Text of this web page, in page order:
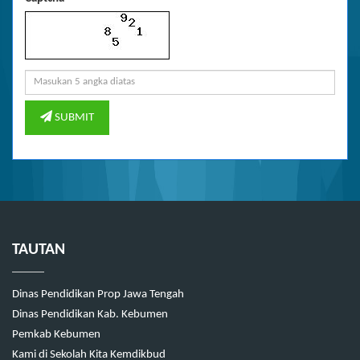
SUBMIT
TAUTAN
Dinas Pendidikan Prop Jawa Tengah
Dinas Pendidikan Kab. Kebumen
Pemkab Kebumen
Kami di Sekolah Kita Kemdikbud